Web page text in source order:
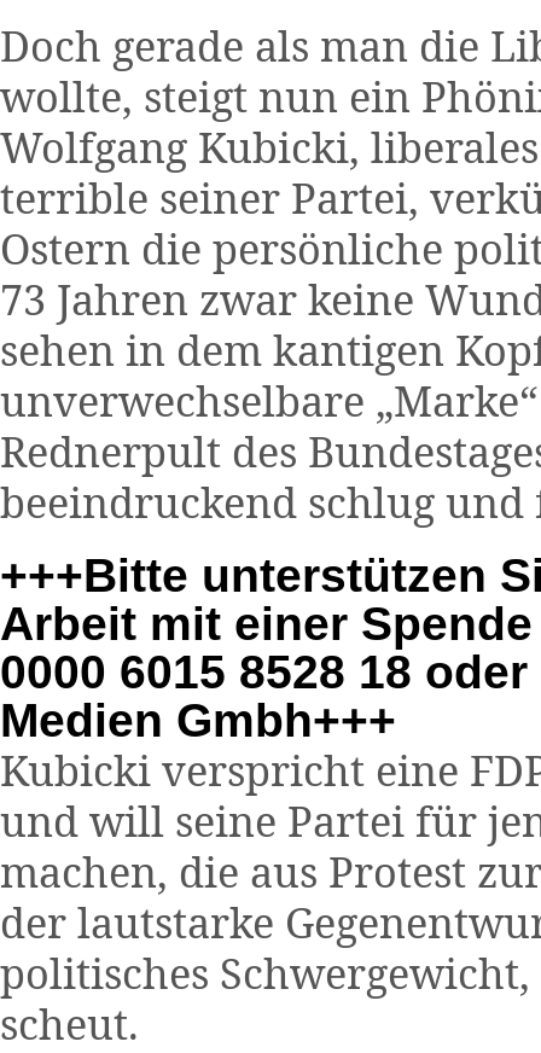
Doch gerade als man die
wollte, steigt nun ein
Wolfgang Kubicki,
terrible seiner Partei,
Ostern die persönliche
73 Jahren zwar keine
sehen in dem kantigen
unverwechselbare
Rednerpult des
beeindruckend schlug
+++Bitte unterstützen
Arbeit mit einer
0000 6015 8528 18
Medien Gmbh+++
Kubicki verspricht eine
und will seine Partei für
machen, die aus Protest
der lautstarke
politisches
scheut.